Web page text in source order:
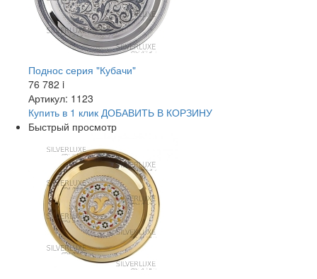
Поднос серия "Кубачи"
76 782 i
Артикул: 1123
Купить в 1 клик ДОБАВИТЬ В КОРЗИНУ
Быстрый просмотр